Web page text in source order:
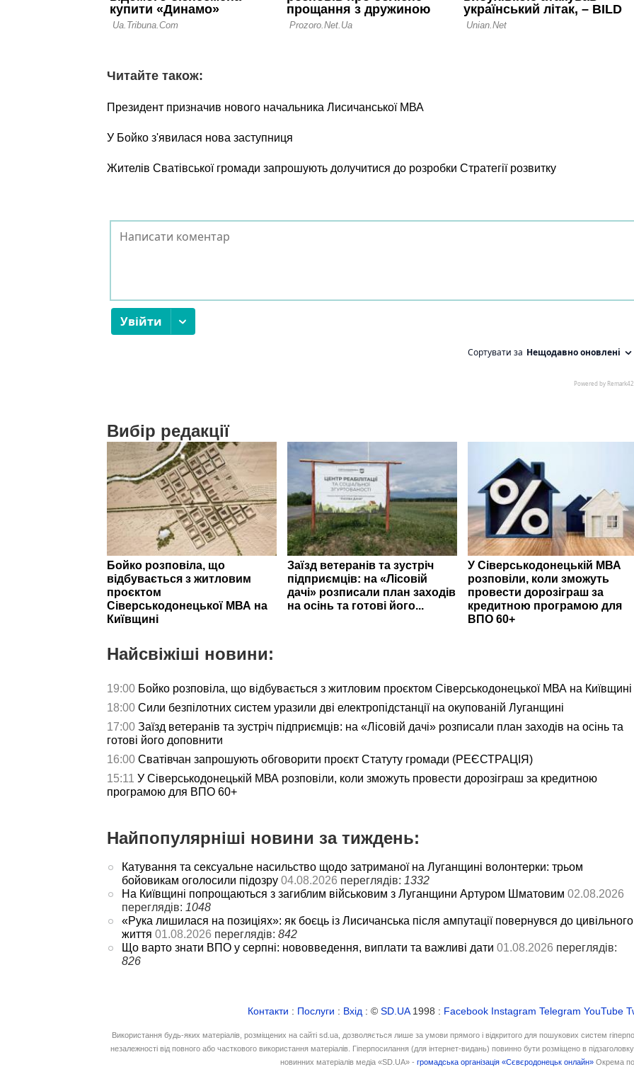
Читайте також:
Президент призначив нового начальника Лисичанської МВА
У Бойко з'явилася нова заступниця
Жителів Сватівської громади запрошують долучитися до розробки Стратегії розвитку
Вибір редакції
Бойко розповіла, що
відбувається з житловим
проєктом
Сіверськодонецької МВА на
Київщині
Заїзд ветеранів та зустріч
підприємців: на «Лісовій
дачі» розписали план заходів
на осінь та готові його...
У Сіверськодонецькій МВА
розповіли, коли зможуть
провести дорозіграш за
кредитною програмою для
ВПО 60+
Найсвіжіші новини:
19:00 Бойко розповіла, що відбувається з житловим проєктом Сіверськодонецької МВА на Київщині
18:00 Сили безпілотних систем уразили дві електропідстанції на окупованій Луганщині
17:00 Заїзд ветеранів та зустріч підприємців: на «Лісовій дачі» розписали план заходів на осінь та
готові його доповнити
16:00 Сватівчан запрошують обговорити проєкт Статуту громади (РЕЄСТРАЦІЯ)
15:11 У Сіверськодонецькій МВА розповіли, коли зможуть провести дорозіграш за кредитною
програмою для ВПО 60+
Найпопулярніші новини за тиждень:
Катування та сексуальне насильство щодо затриманої на Луганщині волонтерки: трьом
бойовикам оголосили підозру 04.08.2026 переглядів: 1332
На Київщині попрощаються з загиблим військовим з Луганщини Артуром Шматовим 02.08.2026
переглядів: 1048
«Рука лишилася на позиціях»: як боєць із Лисичанська після ампутації повернувся до цивільного
життя 01.08.2026 переглядів: 842
Що варто знати ВПО у серпні: нововведення, виплати та важливі дати 01.08.2026 переглядів:
826
Контакти : Послуги : Вхід : © SD.UA1998 : Facebook Instagram Telegram YouTube
Використання будь-яких матеріалів, розміщених на сайті sd.ua, дозволяється лише за умови прямого і відкритого для пошукових систем
незалежності від повного або часткового використання матеріалів. Гіперпосилання (для інтернет-видань) повинно бути розміщено в
новинних матеріалів медіа «SD.UA» - громадська організація «Сєвєродонецьк онлайн»Окрема